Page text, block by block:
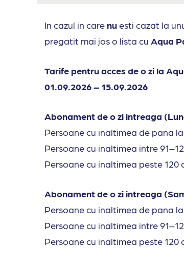
In cazul in care nuesti cazat la
pregatit mai jos o lista cu Aqua
Tarife pentru acces de o zi la
01.09.2026 – 15.09.2026
Abonament de o zi intreaga
Persoane cu inaltimea de pana
Persoane cu inaltimea intre
Persoane cu inaltimea peste 120
Abonament de o zi intreaga
Persoane cu inaltimea de pana
Persoane cu inaltimea intre
Persoane cu inaltimea peste 120